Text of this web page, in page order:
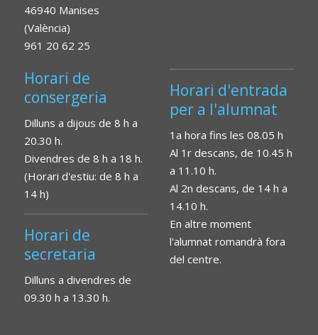
46940 Manises
(València)
961 20 62 25
Horari de
consergeria
Dilluns a dijous de 8 h a
20.30 h.
Divendres de 8 h a 18 h.
(Horari d'estiu: de 8 h a
14 h)
Horari de
secretaria
Dilluns a divendres de
09.30 h a 13.30 h.
Horari d'entrada
per a l'alumnat
1a hora fins les 08.05 h
Al 1r descans, de 10.45 h
a 11.10 h.
Al 2n descans, de 14 h a
14.10 h.
En altre moment
l'alumnat romandrà fora
del centre.